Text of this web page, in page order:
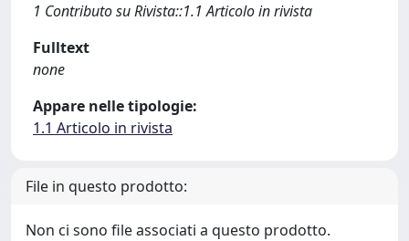
1 Contributo su Rivista::1.1 Articolo in rivista
Fulltext
none
Appare nelle tipologie:
1.1 Articolo in rivista
File in questo prodotto:
Non ci sono file associati a questo prodotto.